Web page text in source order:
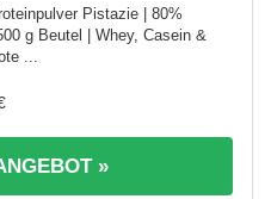
Pistazie | 80%
g Beutel | Whey, Casein &
...
»